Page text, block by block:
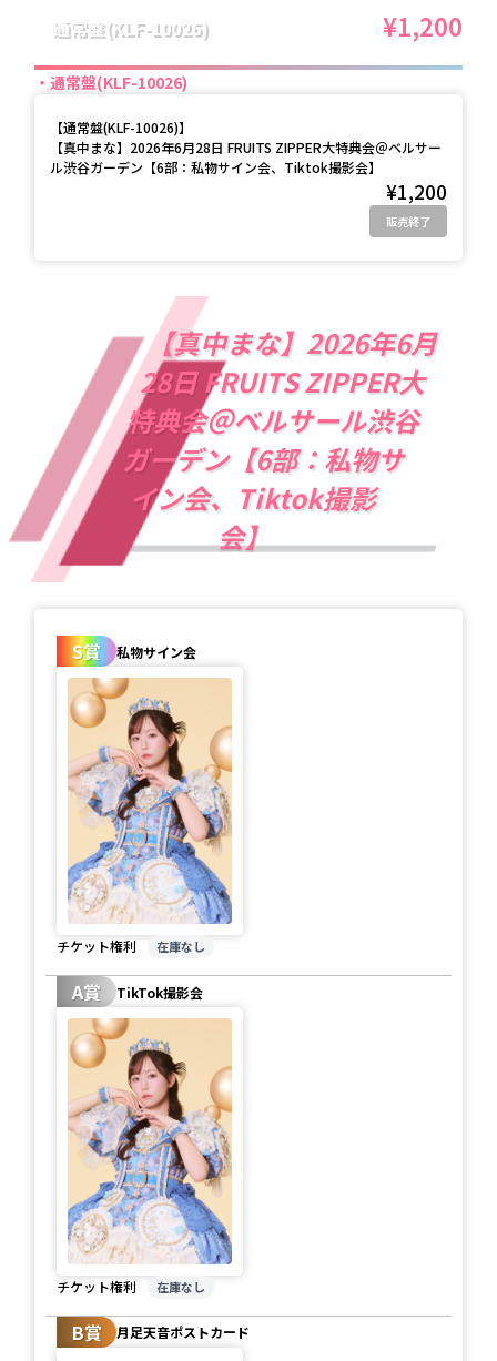
通常盤(KLF-10026) ¥1,200
通常盤(KLF-10026)
【通常盤(KLF-10026)】
【真中まな】2026年6月28日 FRUITS ZIPPER大特典会＠ベルサー
ル渋谷ガーデン【6部：私物サイン会、Tiktok撮影会】
¥1,200
販売終了
【真中まな】2026年6月
28日 FRUITS ZIPPER大
特典会＠ベルサール渋谷
ガーデン【6部：私物サ
イン会、Tiktok撮影
会】
S賞 私物サイン会
チケット権利 在庫なし
A賞 TikTok撮影会
チケット権利 在庫なし
B賞 月足天音ポストカード